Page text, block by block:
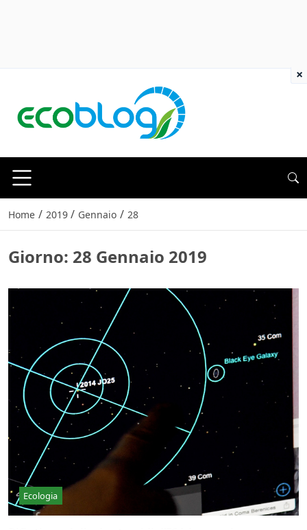
Home / 2019 / Gennaio / 28
Giorno: 28 Gennaio 2019
Ecologia
×